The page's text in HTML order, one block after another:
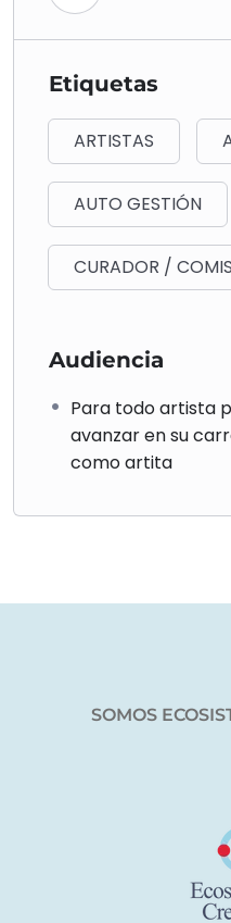
Etiquetas
ARTISTAS
AUTO GESTIÓN
CURADOR /
Audiencia
Para todo artista
avanzar en su
como artita
SOMOS